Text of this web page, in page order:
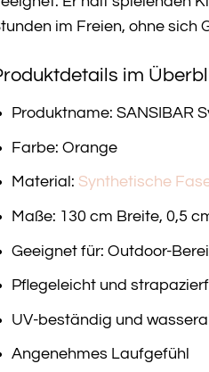
im Freien, ohne sich
im
Produktname: SANSIBAR
Farbe: Orange
Material: Synthetische
Maße: 130 cm Breite, 0,5
Geeignet für: Outdoor-
Pflegeleicht und
UV-beständig und
Angenehmes Laufgefühl